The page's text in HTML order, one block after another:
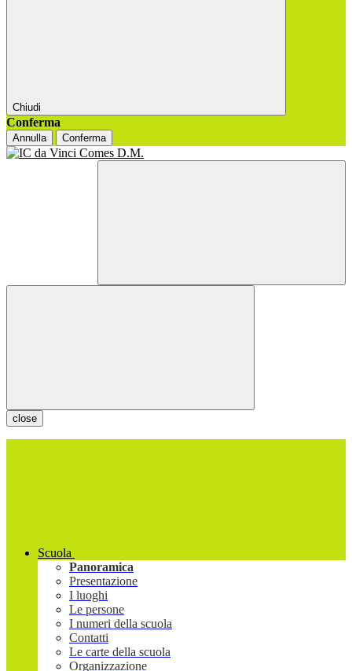
Chiudi
Conferma
Annulla Conferma
close
Scuola
Panoramica
Presentazione
I luoghi
Le persone
I numeri della scuola
Contatti
Le carte della scuola
Organizzazione